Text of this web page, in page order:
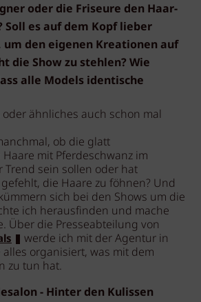
oder die Friseure den Haar-
Soll es auf dem Kopf lieber
um den eigenen Kreationen auf
die Show zu stehlen? Wie
alle Models identische
ähnliches auch schon mal
ob die glatt
mit Pferdeschwanz im
Trend sein sollen oder hat
die Haare zu föhnen? Und
sich bei den Shows um die
ich herausfinden und mache
Über die Presseabteilung von
werde ich mit der Agentur in
organisiert, was mit dem
zu tun hat.
- Hinter den Kulissen